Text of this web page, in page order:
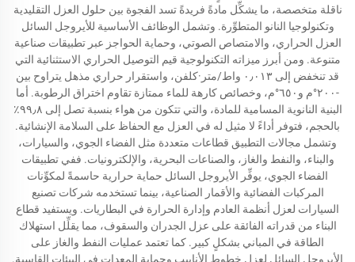
ناقلة متخصصة، ما يشكِّل مادةً فريدةً تسد الفجوة بين حلول العزل التقليدية
وتكنولوجيا النانو المتطوِّرة. وتشمل الوظائف الأساسية للأيروجل السائل
العزل الحراري، والامتصاص الصوتي، وحماية الحواجز عبر تطبيقات صناعية
متنوعة. ومن أبرز ميزاته التكنولوجية قيم التوصيل الحراري الاستثنائية التي
قد تنخفض إلى ٠٫٠١٣ واط/متر·كلفن، واستقرار حراري مذهل يتراوح بين
-٢٠٠°م و٦٥٠°م، وخصائص كارهة للماء ممتازة تقاوم اختراق الرطوبة. أما
البنية النانوية المسامية للمادة، والتي تتكون من هواء بنسبة تصل إلى ٩٩٫٨٪
بالحجم، فتوفر أداءً لا مثيل له في العزل مع الحفاظ على السلامة الإنشائية.
وتشمل مجالات التطبيق قطاعات متعددة مثل الفضاء الجوي، والسيارات،
والبناء، والنفط والغاز، والصناعات البحرية، والإلكترونيات. ففي تطبيقات
الفضاء الجوي، يوفِّر الأيروجل السائل حماية حرارية حاسمةً لمكوِّنات
المركبات الفضائية والأقمار الصناعية، بينما تستخدمه شركات تصنيع
السيارات لعزل أنظمة العادم وإدارة الحرارة في البطاريات. ويستفيد قطاع
البناء من قدراته الفائقة على عزل الجدران والسقوف، مما يقلِّل استهلاك
الطاقة في المباني بشكلٍ كبير. كما تعتمد عمليات النفط والغاز على
الأيروجل السائل لعزل خطوط الأنابيب وحماية المعدات في البيئات القاسية.